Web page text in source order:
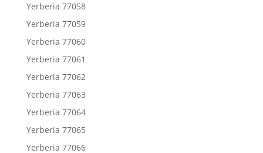
Yerberia 77058
Yerberia 77059
Yerberia 77060
Yerberia 77061
Yerberia 77062
Yerberia 77063
Yerberia 77064
Yerberia 77065
Yerberia 77066